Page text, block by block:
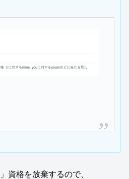
」資格を放棄するので、